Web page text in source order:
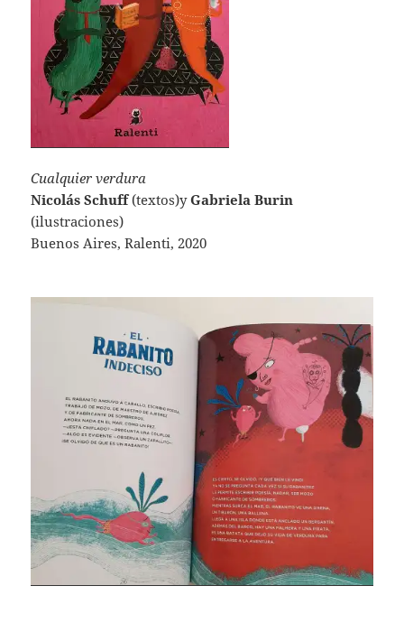
Cualquier verdura
Nicolás Schuff(textos)yGabriela Burin
(ilustraciones)
Buenos Aires, Ralenti, 2020